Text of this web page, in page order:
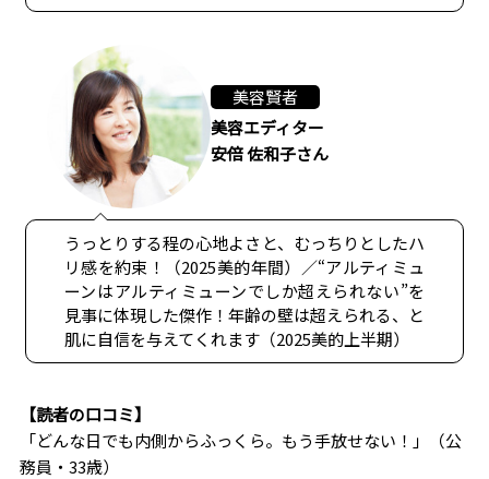
美容賢者
美容エディター
安倍 佐和子さん
うっとりする程の心地よさと、むっちりとしたハ
リ感を約束！（2025美的年間）／“アルティミュ
ーンはアルティミューンでしか超えられない”を
見事に体現した傑作！年齢の壁は超えられる、と
肌に自信を与えてくれます（2025美的上半期）
【読者の口コミ】
「どんな日でも内側からふっくら。もう手放せない！」（公
務員・33歳）